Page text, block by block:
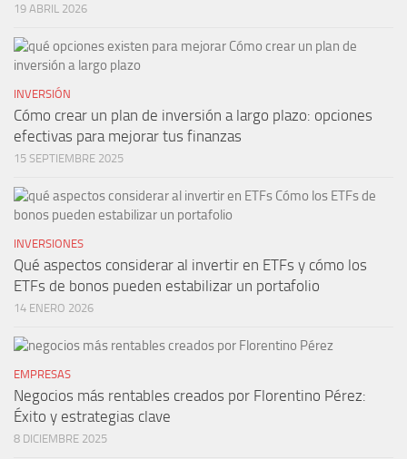
19 ABRIL 2026
INVERSIÓN
Cómo crear un plan de inversión a largo plazo: opciones
efectivas para mejorar tus finanzas
15 SEPTIEMBRE 2025
INVERSIONES
Qué aspectos considerar al invertir en ETFs y cómo los
ETFs de bonos pueden estabilizar un portafolio
14 ENERO 2026
EMPRESAS
Negocios más rentables creados por Florentino Pérez:
Éxito y estrategias clave
8 DICIEMBRE 2025